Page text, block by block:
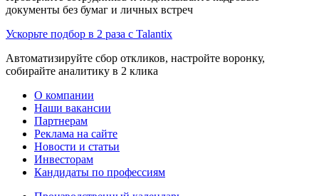
документы без бумаг и личных встреч
Ускорьте подбор в 2 раза с Talantix
Автоматизируйте сбор откликов, настройте воронку,
собирайте аналитику в 2 клика
О компании
Наши вакансии
Партнерам
Реклама на сайте
Новости и статьи
Инвесторам
Кандидаты по профессиям